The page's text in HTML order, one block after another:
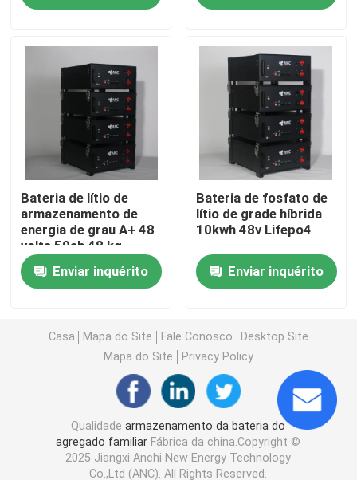
Todos os casos
armazenamento da bateria do agregado familiar
Sistemas de armazenamento de bateria residencial
Sistemas comerciais de armazenamento de bateria
bateria de 48v Lifepo4
bateria do carrinho de golfe 48V
Bateria de armazenamento de energia solar
Bateria de lítio do armazenamento de energia
Bateria de armazenamento LiFePO4
Bateria de lítio de
armazenamento de
energia de grau A+ 48
volts 50ah 48 kg
Enviar inquérito
Bateria de fosfato de
lítio de grade híbrida
10kwh 48v Lifepo4
Enviar inquérito
Casa Mapa do Site Fale Conosco
Desktop Site
Mapa do Site
Privacy Policy
Qualidadearmazenamento da bateria do
agregado familiar Fábrica da china.Copyright ©
2025 Jiangxi Anchi New Energy Technology
Co.,Ltd (ANC). All Rights Reserved.